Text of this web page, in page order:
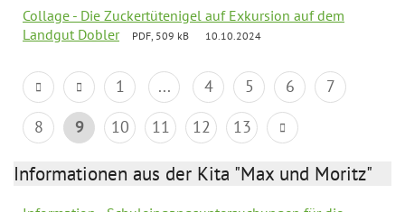
Collage - Die Zuckertütenigel auf Exkursion auf dem
Landgut Dobler
PDF, 509 kB 10.10.2024
1 ... 4 5 6
7
8
9 10 11 12 13
Informationen aus der Kita "Max und Moritz"